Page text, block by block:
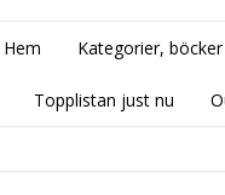
Hem Kategorier, böcker
Topplistan just nu